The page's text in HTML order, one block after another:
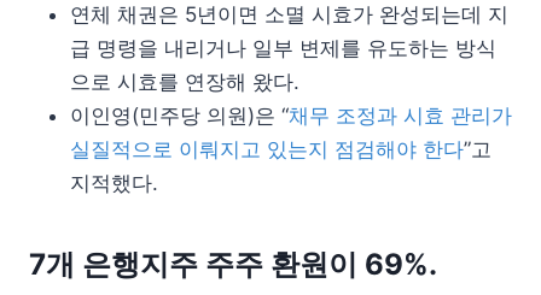
연체 채권은 5년이면 소멸 시효가 완성되는데 지
급 명령을 내리거나 일부 변제를 유도하는 방식
으로 시효를 연장해 왔다.
이인영(민주당 의원)은 “채무 조정과 시효 관리가
실질적으로 이뤄지고 있는지 점검해야 한다”고
지적했다.
7개 은행지주 주주 환원이 69%.